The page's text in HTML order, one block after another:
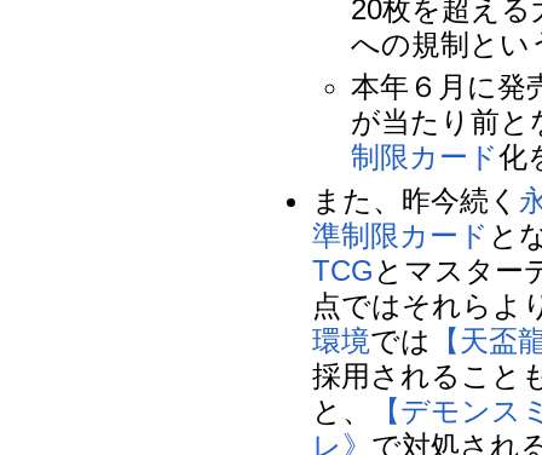
20枚を超える
への規制とい
本年６月に発
が当たり前と
制限カード化
また、昨今続く
準制限カード と
TCG とマスター
点ではそれらよ
環境では
【天盃
採用されること
と、
【デモンス
レ》 で対処され